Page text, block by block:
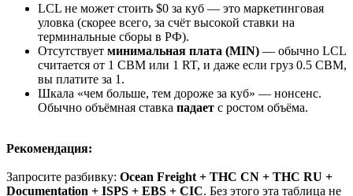
LCL не может стоить $0 за куб — это маркетинговая
уловка (скорее всего, за счёт высокой ставки на
терминальные сборы в РФ).
Отсутствует минимальная плата (MIN) — обычно LCL
считается от 1 CBM или 1 RT, и даже если груз 0.5 CBM,
вы платите за 1.
Шкала «чем больше, тем дороже за куб» — нонсенс.
Обычно объёмная ставка падает с ростом объёма.
Рекомендация:
Запросите разбивку: Ocean Freight + THC CN + THC RU +
Documentation + ISPS + EBS + CIC. Без этого эта таблица не